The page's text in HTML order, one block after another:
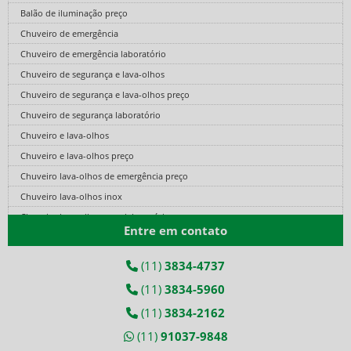
Balão de iluminação preço
Chuveiro de emergência
Chuveiro de emergência laboratório
Chuveiro de segurança e lava-olhos
Chuveiro de segurança e lava-olhos preço
Chuveiro de segurança laboratório
Chuveiro e lava-olhos
Chuveiro e lava-olhos preço
Chuveiro lava-olhos de emergência preço
Chuveiro lava-olhos inox
Chuveiro lava-olhos para laboratório
Cilindro de ar comprimido fibra de carbono
Cilindro de ar fibra de carbono
Cilindro de ar respirável preço
Conjunto autônomo de ar respirável
Entre em contato
(11) 3834-4737
(11) 3834-5960
(11) 3834-2162
(11) 91037-9848